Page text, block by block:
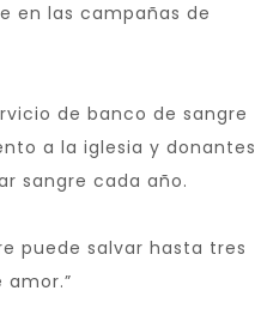
en las campañas de
de banco de sangre
a la iglesia y donantes
sangre cada año.
puede salvar hasta tres